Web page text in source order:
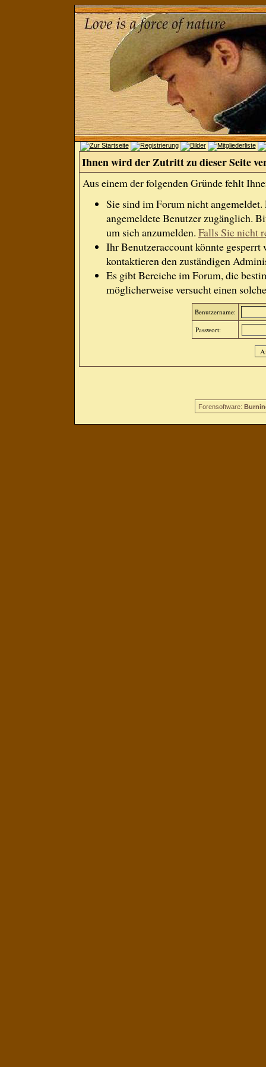
Ihnen wird der Zutritt zu dieser Seite
Aus einem der folgenden Gründe fehlt
Sie sind im Forum nicht
angemeldete Benutzer zugänglich.
um sich anzumelden. Falls Sie nicht
Ihr Benutzeraccount könnte gesperrt
kontaktieren den zuständigen
Es gibt Bereiche im Forum, die
möglicherweise versucht einen
Benutzername:
Passwort:
Forensoftware: